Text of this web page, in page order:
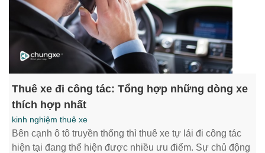
Thuê xe đi công tác: Tổng hợp những dòng xe
thích hợp nhất
kinh nghiệm thuê xe
Bên cạnh ô tô truyền thống thì thuê xe tự lái đi công tác
hiện tại đang thể hiện được nhiều ưu điểm. Sự chủ động